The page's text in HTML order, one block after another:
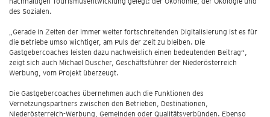
des Sozialen.
„Gerade in Zeiten der immer weiter fortschreitenden Digitalisierung ist es für
die Betriebe umso wichtiger, am Puls der Zeit zu bleiben. Die
Gastgebercoaches leisten dazu nachweislich einen bedeutenden Beitrag“,
zeigt sich auch Michael Duscher, Geschäftsführer der Niederösterreich
Werbung, vom Projekt überzeugt.
Die Gastgebercoaches übernehmen auch die Funktionen des
Vernetzungspartners zwischen den Betrieben, Destinationen,
Niederösterreich-Werbung, Gemeinden oder Qualitätsverbünden. Ebenso